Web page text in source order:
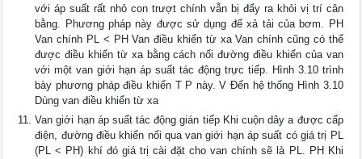
với áp suất rất nhỏ con trượt chính vẫn bị đẩy ra khỏi vị trí cân
bằng. Phương pháp này được sử dụng để xả tải của bơm. PH
Van chính PL < PH Van điều khiển từ xa Van chính cũng có thể
được điều khiển từ xa bằng cách nối đường điều khiển của van
với một van giới hạn áp suất tác động trực tiếp. Hình 3.10 trình
bày phương pháp điều khiển T P này. V Đến hệ thống Hình 3.10
Dùng van điều khiển từ xa
Van giới hạn áp suất tác động gián tiếp Khi cuộn dây a được cấp
điện, đường điều khiển nối qua van giới hạn áp suất có giá trị PL
(PL < PH) khí đó giá trị cài đặt cho van chính sẽ là PL. PH Khi